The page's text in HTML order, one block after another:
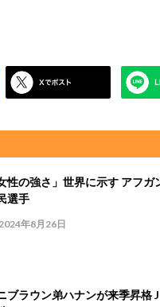
性の強さ」世界に示す アフガ
選手
年8月26日
ブラウン弟ハナンが来季昇格